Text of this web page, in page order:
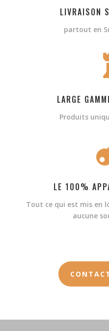
LIVRAISON
partout en
LARGE
Produits
LE 100%
Tout ce qui est mis en
aucune